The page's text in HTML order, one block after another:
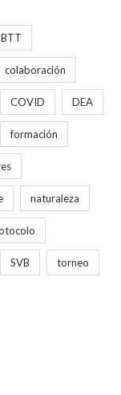
BTT
colaboración
COVID DEA
formación
naturaleza
SVB torneo